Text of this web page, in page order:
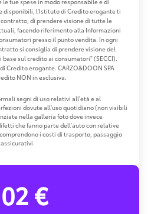
disponibili, l'Istituto di Credito erogante ti
di prendere visione di tutte le
facendo riferimento alla Informazioni
presso il punto vendita. In ogni
si consiglia di prendere visione del
sul credito ai consumatori" (SECCI).
Credito erogante. CARZO&DOON SPA
NON in esclusiva.
segni di uso relativi all'età e al
dovute all'uso quotidiano (non visibili
nella galleria foto dove invece
che fanno parte dell'auto con relative
i costi di trasporto, passaggio
€